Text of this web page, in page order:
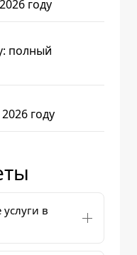
году
полный
году
в